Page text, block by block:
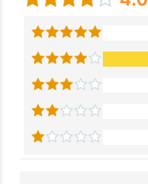
お買い物を続ける